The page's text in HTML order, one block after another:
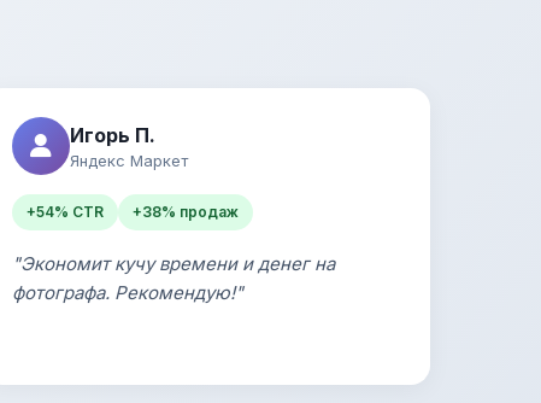
Игорь П.
Яндекс Маркет
+54% CTR +38% продаж
"Экономит кучу времени и денег на
фотографа. Рекомендую!"